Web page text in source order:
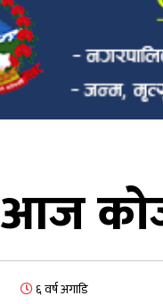
आज
६ वर्ष अगाडि